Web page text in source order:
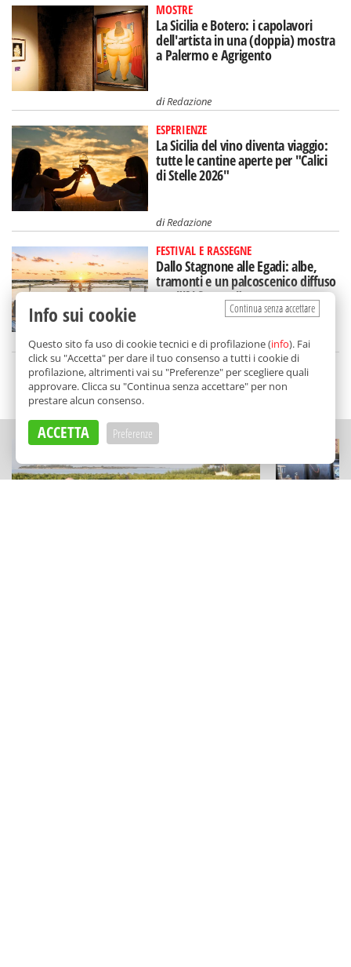
MOSTRE
La Sicilia e Botero: i capolavori
dell'artista in una (doppia) mostra
a Palermo e Agrigento
diRedazione
ESPERIENZE
La Sicilia del vino diventa viaggio:
tutte le cantine aperte per "Calici
di Stelle 2026"
diRedazione
FESTIVAL E RASSEGNE
Dallo Stagnone alle Egadi: albe,
tramonti e un palcoscenico diffuso
per "'A' Scurata"
diRedazione
SCELTO DA BALARM
Continua senza accettare
Info sui cookie
Questo sito fa uso di cookie tecnici e di profilazione (info). Fai
click su "Accetta" per dare il tuo consenso a tutti i cookie di
profilazione, altrimenti vai su "Preferenze" per scegliere quali
approvare. Clicca su "Continua senza accettare" per non
prestare alcun consenso.
ACCETTA Preferenze